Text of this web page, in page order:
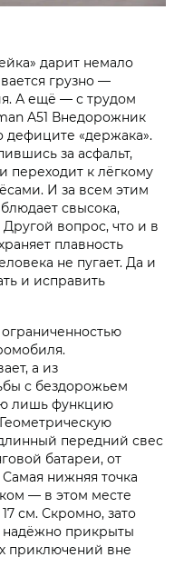
дарит немало
грузно —
А ещё — с трудом
A51 Внедорожник
«держака».
за асфальт,
переходит к лёгкому
И за всем этим
свысока,
вопрос, что и в
плавность
не пугает. Да и
и исправить
ограниченностью
а из
с бездорожьем
лишь функцию
передний свес
батареи, от
нижняя точка
— в этом месте
см. Скромно, зато
надёжно прикрыты
приключений вне